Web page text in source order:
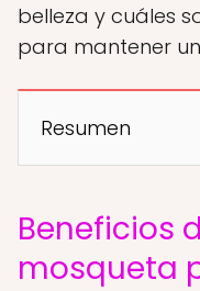
belleza y cuáles
para mantener
Resumen
Beneficios
mosqueta